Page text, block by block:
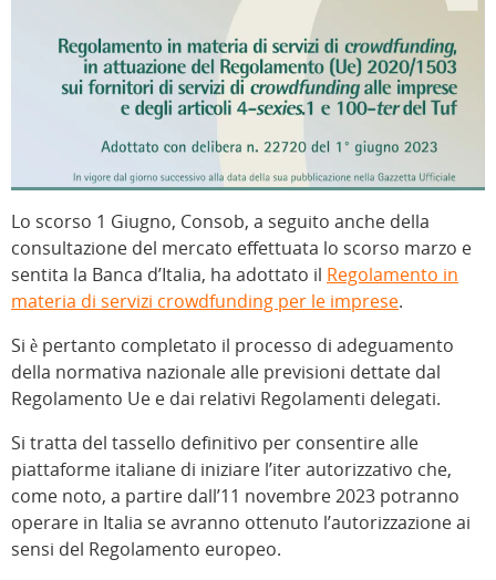
Lo scorso 1 Giugno, Consob, a seguito anche della
consultazione del mercato effettuata lo scorso marzo e
sentita la Banca d’Italia, ha adottato il Regolamento in
materia di servizi crowdfunding per le imprese.
Si è pertanto completato il processo di adeguamento
della normativa nazionale alle previsioni dettate dal
Regolamento Ue e dai relativi Regolamenti delegati.
Si tratta del tassello definitivo per consentire alle
piattaforme italiane di iniziare l’iter autorizzativo che,
come noto, a partire dall’11 novembre 2023 potranno
operare in Italia se avranno ottenuto l’autorizzazione ai
sensi del Regolamento europeo.